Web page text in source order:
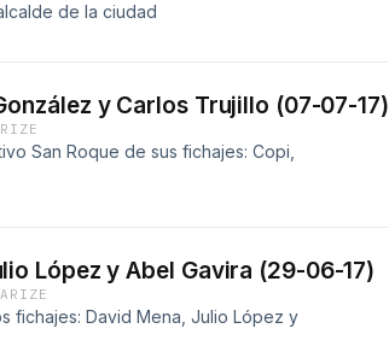
de la ciudad
y Carlos Trujillo (07-07-17)
San Roque de sus fichajes: Copi,
López y Abel Gavira (29-06-17)
fichajes: David Mena, Julio López y